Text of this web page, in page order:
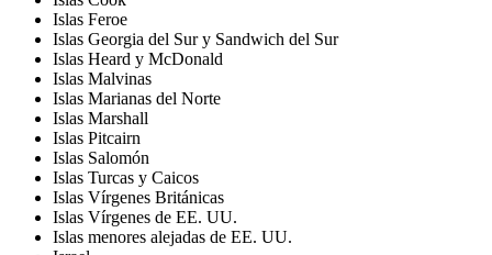
Islas Feroe
Islas Georgia del Sur y Sandwich del Sur
Islas Heard y McDonald
Islas Malvinas
Islas Marianas del Norte
Islas Marshall
Islas Pitcairn
Islas Salomón
Islas Turcas y Caicos
Islas Vírgenes Británicas
Islas Vírgenes de EE. UU.
Islas menores alejadas de EE. UU.